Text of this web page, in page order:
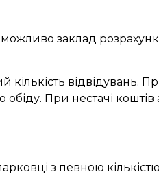
заклад
відвідувань.
При нестачі коштів
з певною